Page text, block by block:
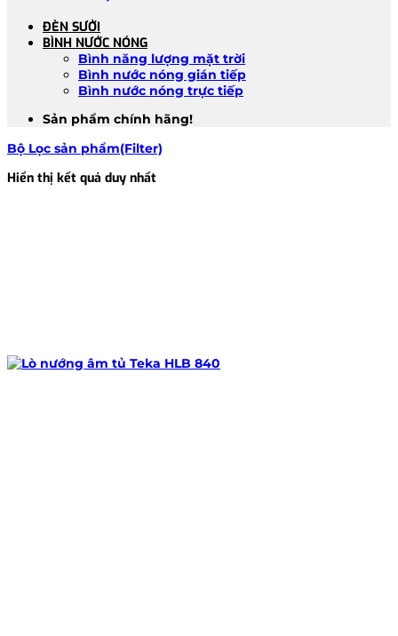
ĐÈN SƯỞI
BÌNH NƯỚC NÓNG
Bình năng lượng mặt trời
Bình nước nóng gián tiếp
Bình nước nóng trực tiếp
Sản phẩm chính hãng!
Bộ Lọc sản phẩm(Filter)
Hiển thị kết quả duy nhất